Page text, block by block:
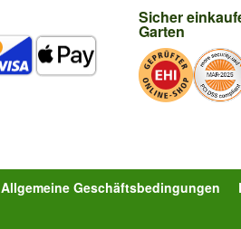
Sicher
Garten
Allgemeine Geschäftsbedingungen